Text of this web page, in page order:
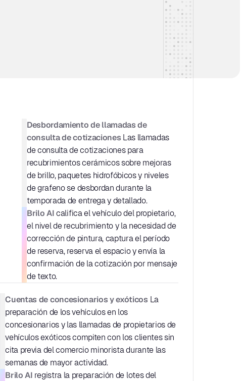
Desbordamiento de llamadas de
consulta de cotizaciones Las llamadas
de consulta de cotizaciones para
recubrimientos cerámicos sobre mejoras
de brillo, paquetes hidrofóbicos y niveles
de grafeno se desbordan durante la
temporada de entrega y detallado.
Brilo AI califica el vehículo del propietario,
el nivel de recubrimiento y la necesidad de
corrección de pintura, captura el período
de reserva, reserva el espacio y envía la
confirmación de la cotización por mensaje
de texto.
Cuentas de concesionarios y exóticos La
preparación de los vehículos en los
concesionarios y las llamadas de propietarios de
vehículos exóticos compiten con los clientes sin
cita previa del comercio minorista durante las
semanas de mayor actividad.
Brilo AI registra la preparación de lotes del